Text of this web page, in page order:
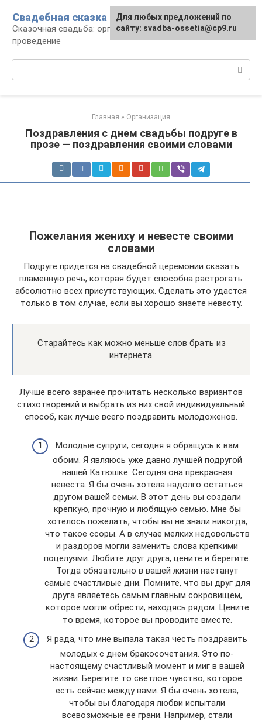
контенту
Свадебная сказка
Сказочная свадьба: организация и
проведение
Главная » Организация
Поздравления с днем свадьбы подруге в
прозе — поздравления своими словами
Пожелания жениху и невесте своими
словами
Подруге придется на свадебной церемонии сказать
пламенную речь, которая будет способна растрогать
абсолютно всех присутствующих. Сделать это удастся
только в том случае, если вы хорошо знаете невесту.
Старайтесь как можно меньше слов брать из
интернета.
Лучше всего заранее прочитать несколько вариантов
стихотворений и выбрать из них свой индивидуальный
способ, как лучше всего поздравить молодоженов.
Молодые супруги, сегодня я обращусь к вам
обоим. Я являюсь уже давно лучшей подругой
нашей Катюшке. Сегодня она прекрасная
невеста. Я бы очень хотела надолго остаться
другом вашей семьи. В этот день вы создали
крепкую, прочную и любящую семью. Мне бы
хотелось пожелать, чтобы вы не знали никогда,
что такое ссоры. А в случае мелких недовольств
и раздоров могли заменить слова крепкими
поцелуями. Любите друг друга, цените и берегите.
Тогда обязательно в вашей жизни настанут
самые счастливые дни. Помните, что вы друг для
друга являетесь самым главным сокровищем,
которое могли обрести, находясь рядом. Цените
то время, которое вы проводите вместе.
Я рада, что мне выпала такая честь поздравить
молодых с днем бракосочетания. Это по-
настоящему счастливый момент и миг в вашей
жизни. Берегите то светлое чувство, которое
есть сейчас между вами. Я бы очень хотела,
чтобы вы благодаря любви испытали
всевозможные её грани. Например, стали
Для любых предложений по
сайту: svadba-ossetia@cp9.ru